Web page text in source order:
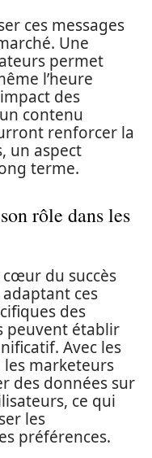
ces messages
Une
permet
l’heure
des
contenu
renforcer la
un aspect
terme.
rôle dans les
du succès
adaptant ces
des
peuvent établir
Avec les
les marketeurs
des données sur
ce qui
les
préférences.